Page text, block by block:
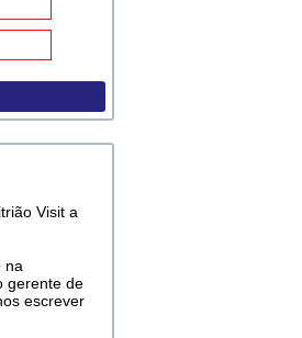
Visit a
na
gerente de
escrever